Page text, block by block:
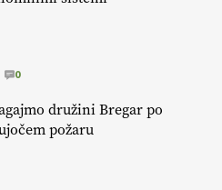
v uspešno kmetijsko in
odlična priložnost za slovenske
@EUAgri #IMCAP #CAP
0
družini Bregar po
požaru